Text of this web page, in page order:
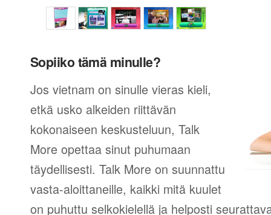
Sopiiko tämä minulle?
Jos vietnam on sinulle vieras kieli,
etkä usko alkeiden riittävän
kokonaiseen keskusteluun, Talk
More opettaa sinut puhumaan
täydellisesti. Talk More on suunnattu
vasta-aloittaneille, kaikki mitä kuulet
on puhuttu selkokielellä ja helposti